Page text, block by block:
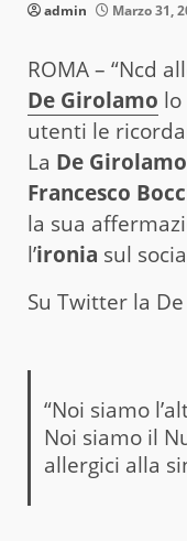
admin Marzo 31,
ROMA – “Ncd
De Girolamo lo
utenti le
La De Girolamo
Francesco
la sua
l’ironia sul
Su Twitter la
“Noi siamo
Noi siamo il
allergici alla